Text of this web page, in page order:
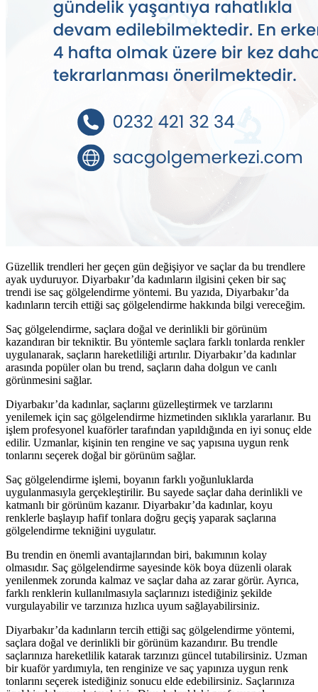
Güzellik trendleri her geçen gün değişiyor ve saçlar da bu trendlere
ayak uyduruyor. Diyarbakır’da kadınların ilgisini çeken bir saç
trendi ise saç gölgelendirme yöntemi. Bu yazıda, Diyarbakır’da
kadınların tercih ettiği saç gölgelendirme hakkında bilgi vereceğim.
Saç gölgelendirme, saçlara doğal ve derinlikli bir görünüm
kazandıran bir tekniktir. Bu yöntemle saçlara farklı tonlarda renkler
uygulanarak, saçların hareketliliği artırılır. Diyarbakır’da kadınlar
arasında popüler olan bu trend, saçların daha dolgun ve canlı
görünmesini sağlar.
Diyarbakır’da kadınlar, saçlarını güzelleştirmek ve tarzlarını
yenilemek için saç gölgelendirme hizmetinden sıklıkla yararlanır. Bu
işlem profesyonel kuaförler tarafından yapıldığında en iyi sonuç elde
edilir. Uzmanlar, kişinin ten rengine ve saç yapısına uygun renk
tonlarını seçerek doğal bir görünüm sağlar.
Saç gölgelendirme işlemi, boyanın farklı yoğunluklarda
uygulanmasıyla gerçekleştirilir. Bu sayede saçlar daha derinlikli ve
katmanlı bir görünüm kazanır. Diyarbakır’da kadınlar, koyu
renklerle başlayıp hafif tonlara doğru geçiş yaparak saçlarına
gölgelendirme tekniğini uygulatır.
Bu trendin en önemli avantajlarından biri, bakımının kolay
olmasıdır. Saç gölgelendirme sayesinde kök boya düzenli olarak
yenilenmek zorunda kalmaz ve saçlar daha az zarar görür. Ayrıca,
farklı renklerin kullanılmasıyla saçlarınızı istediğiniz şekilde
vurgulayabilir ve tarzınıza hızlıca uyum sağlayabilirsiniz.
Diyarbakır’da kadınların tercih ettiği saç gölgelendirme yöntemi,
saçlara doğal ve derinlikli bir görünüm kazandırır. Bu trendle
saçlarınıza hareketlilik katarak tarzınızı güncel tutabilirsiniz. Uzman
bir kuaför yardımıyla, ten renginize ve saç yapınıza uygun renk
tonlarını seçerek istediğiniz sonucu elde edebilirsiniz. Saçlarınıza